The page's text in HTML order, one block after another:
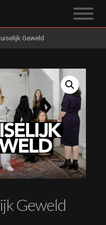
Geweld
Geweld